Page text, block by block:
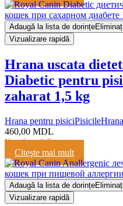
Adaugă la lista de dorințe
Vizualizare rapidă
Hrana uscata
Diabetic pentru
zaharat 1,5 kg
Hrana pentru pisiciPisicile
460,00 MDL
Кешбэк:9 Баллов
Citeşte mai mult
Adaugă la lista de dorințe
Vizualizare rapidă